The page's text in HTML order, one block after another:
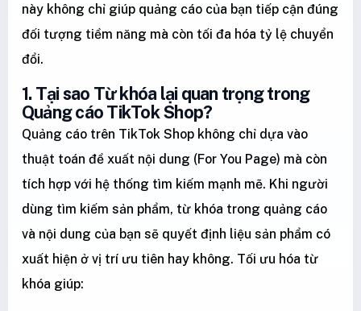
này không chỉ giúp quảng cáo của bạn tiếp cận đúng
đối tượng tiềm năng mà còn tối đa hóa tỷ lệ chuyển
đổi.
1. Tại sao Từ khóa lại quan trọng trong
Quảng cáo TikTok Shop?
Quảng cáo trên TikTok Shop không chỉ dựa vào
thuật toán đề xuất nội dung (For You Page) mà còn
tích hợp với hệ thống tìm kiếm mạnh mẽ. Khi người
dùng tìm kiếm sản phẩm, từ khóa trong quảng cáo
và nội dung của bạn sẽ quyết định liệu sản phẩm có
xuất hiện ở vị trí ưu tiên hay không. Tối ưu hóa từ
khóa giúp: